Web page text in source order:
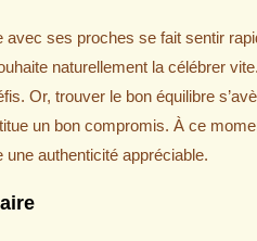
avec ses proches se fait sentir
naturellement la célébrer
Or, trouver le bon équilibre
un bon compromis. À ce
authenticité appréciable.